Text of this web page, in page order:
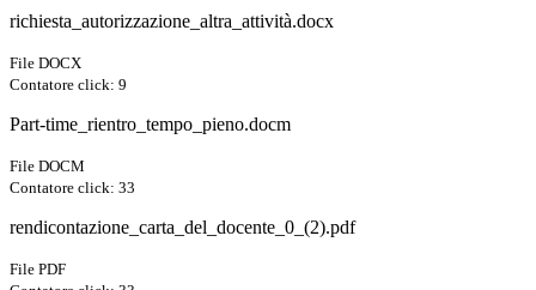
richiesta_autorizzazione_altra_attività.docx
File DOCX
Contatore click: 9
Part-time_rientro_tempo_pieno.docm
File DOCM
Contatore click: 33
rendicontazione_carta_del_docente_0_(2).pdf
File PDF